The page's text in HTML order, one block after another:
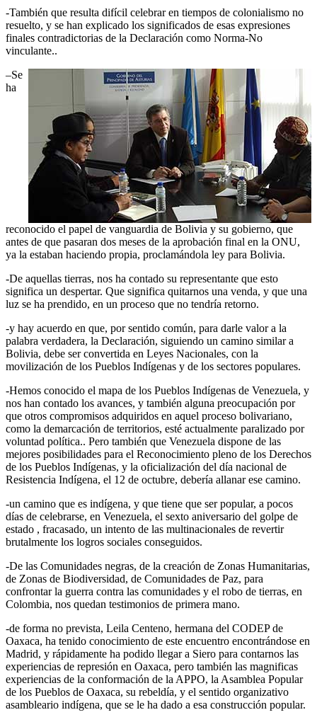
-También que resulta difícil celebrar en tiempos de colonialismo no
resuelto, y se han explicado los significados de esas expresiones
finales contradictorias de la Declaración como Norma-No
vinculante..
–Se
ha
reconocido el papel de vanguardia de Bolivia y su gobierno, que
antes de que pasaran dos meses de la aprobación final en la ONU,
ya la estaban haciendo propia, proclamándola ley para Bolivia.
-De aquellas tierras, nos ha contado su representante que esto
significa un despertar. Que significa quitarnos una venda, y que una
luz se ha prendido, en un proceso que no tendría retorno.
-y hay acuerdo en que, por sentido común, para darle valor a la
palabra verdadera, la Declaración, siguiendo un camino similar a
Bolivia, debe ser convertida en Leyes Nacionales, con la
movilización de los Pueblos Indígenas y de los sectores populares.
-Hemos conocido el mapa de los Pueblos Indígenas de Venezuela, y
nos han contado los avances, y también alguna preocupación por
que otros compromisos adquiridos en aquel proceso bolivariano,
como la demarcación de territorios, esté actualmente paralizado por
voluntad política.. Pero también que Venezuela dispone de las
mejores posibilidades para el Reconocimiento pleno de los Derechos
de los Pueblos Indígenas, y la oficialización del día nacional de
Resistencia Indígena, el 12 de octubre, debería allanar ese camino.
-un camino que es indígena, y que tiene que ser popular, a pocos
días de celebrarse, en Venezuela, el sexto aniversario del golpe de
estado , fracasado, un intento de las multinacionales de revertir
brutalmente los logros sociales conseguidos.
-De las Comunidades negras, de la creación de Zonas Humanitarias,
de Zonas de Biodiversidad, de Comunidades de Paz, para
confrontar la guerra contra las comunidades y el robo de tierras, en
Colombia, nos quedan testimonios de primera mano.
-de forma no prevista, Leila Centeno, hermana del CODEP de
Oaxaca, ha tenido conocimiento de este encuentro encontrándose en
Madrid, y rápidamente ha podido llegar a Siero para contarnos las
experiencias de represión en Oaxaca, pero también las magnificas
experiencias de la conformación de la APPO, la Asamblea Popular
de los Pueblos de Oaxaca, su rebeldía, y el sentido organizativo
asambleario indígena, que se le ha dado a esa construcción popular.